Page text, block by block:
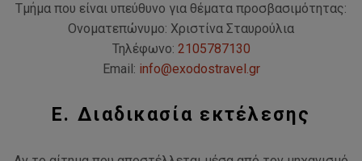
Τμήμα που είναι υπεύθυνο για θέματα προσβασιμότητας:
Ονοματεπώνυμο: Χριστίνα Σταυρούλια
Τηλέφωνο: 2105787130
Email: info@exodostravel.gr
Ε. Διαδικασία εκτέλεσης